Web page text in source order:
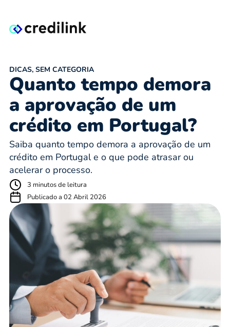
DICAS, SEM CATEGORIA
Quanto tempo demora
a aprovação de um
crédito em Portugal?
Saiba quanto tempo demora a aprovação de um
crédito em Portugal e o que pode atrasar ou
acelerar o processo.
3 minutos de leitura
Publicado a 02 Abril 2026